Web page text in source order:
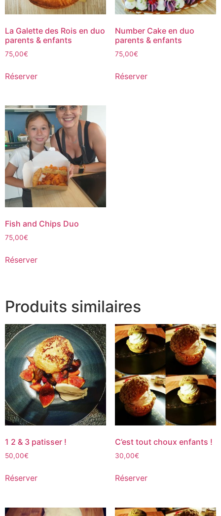
La Galette des Rois en duo
parents & enfants
75,00€
Réserver
Number Cake en duo
parents & enfants
75,00€
Réserver
Fish and Chips Duo
75,00€
Réserver
Produits similaires
1 2 & 3 patisser !
50,00€
Réserver
C’est tout choux enfants !
30,00€
Réserver